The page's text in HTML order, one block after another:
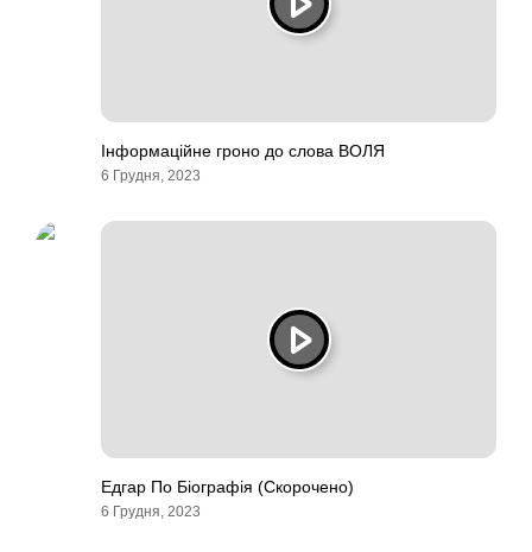
Інформаційне гроно до слова ВОЛЯ
6 Грудня, 2023
Едгар По Біографія (Скорочено)
6 Грудня, 2023